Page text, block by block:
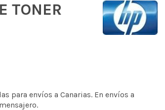
TONER
para envíos a Canarias. En envíos a